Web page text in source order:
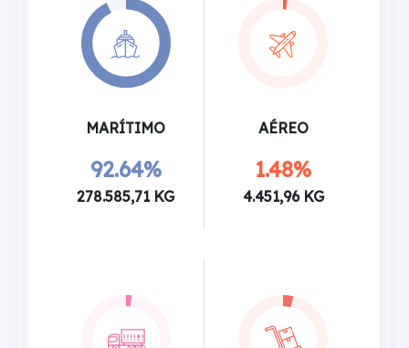
MARÍTIMO
92.64%
278.585,71 KG
AÉREO
1.48%
4.451,96 KG